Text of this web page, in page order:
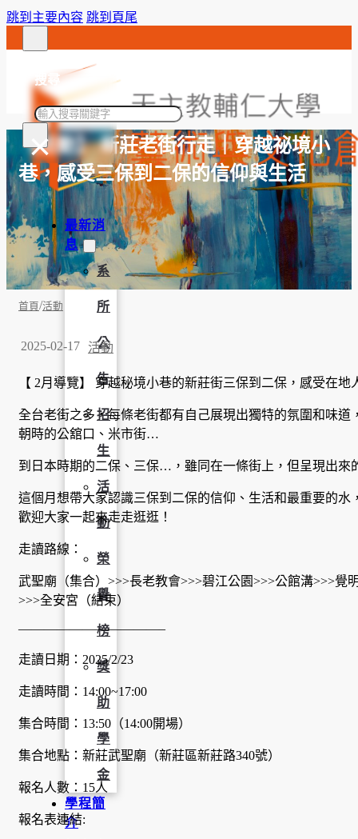
跳到主要內容 跳到頁尾
搜尋
搜
×
最新消
息
系
所
公
告
招
生
活
動
榮
譽
榜
獎
助
學
金
學程簡
介
【活動】 新莊老街行走｜穿越祕境小
巷，感受三保到二保的信仰與生活
首頁/活動
2025-02-17 活動
【 2月導覽】 穿越秘境小巷的新莊街三保到二保，感受在地
全台老街之多，每條老街都有自己展現出獨特的氛圍和味
朝時的公舘口、米市街…
到日本時期的二保、三保…，雖同在一條街上，但呈現出來
這個月想帶大家認識三保到二保的信仰、生活和最重要的
歡迎大家一起來走走逛逛！
走讀路線：
武聖廟（集合）>>>長老教會>>>碧江公園>>>公館溝>>>覺
>>>全安宮（結束）
———————————–
走讀日期：2025/2/23
走讀時間：14:00~17:00
集合時間：13:50（14:00開場）
集合地點：新莊武聖廟（新莊區新莊路340號）
報名人數：15人
報名表連結: